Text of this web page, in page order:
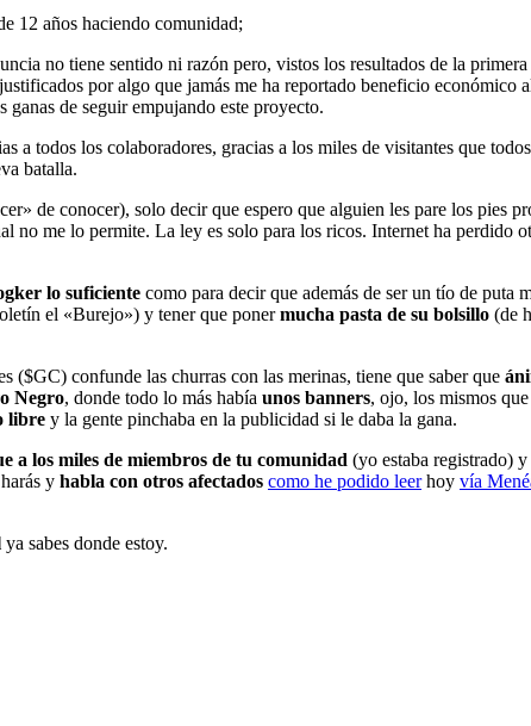
12 años haciendo comunidad;
no tiene sentido ni razón pero, vistos los resultados de la
por algo que jamás me ha reportado beneficio
ganas de seguir empujando este proyecto.
a todos los colaboradores, gracias a los miles de visitantes que
batalla.
de conocer), solo decir que espero que alguien les pare los pies
no me lo permite. La ley es solo para los ricos. Internet ha
lo suficiente como para decir que además de ser un tío de puta
el «Burejo») y tener que ponermucha pasta de su bolsillo (de
($GC) confunde las churras con las merinas, tiene que saber que
Negro, donde todo lo más había unos banners, ojo, los mismos
libre y la gente pinchaba en la publicidad si le daba la gana.
a los miles de miembros de tu comunidad (yo estaba registrado)
y habla con otros afectados como he podido leerhoy vía
ya sabes donde estoy.